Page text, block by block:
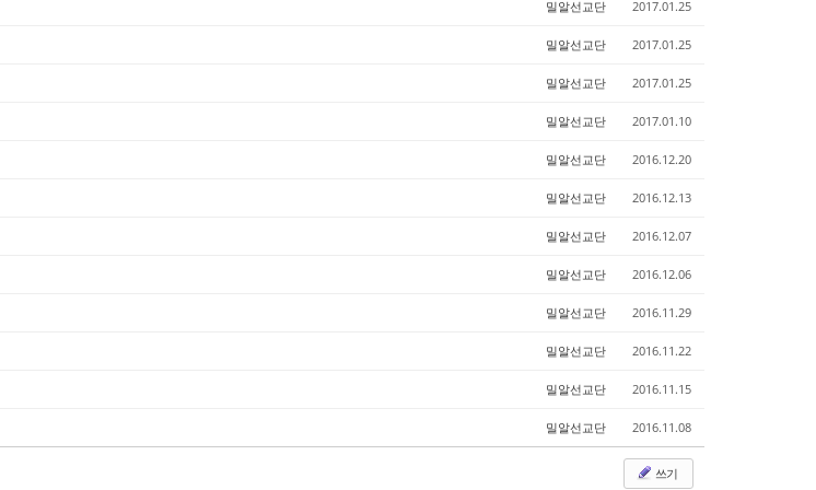
밀알선교단 2017.01.25
밀알선교단 2017.01.25
밀알선교단 2017.01.25
밀알선교단 2017.01.10
밀알선교단 2016.12.20
밀알선교단 2016.12.13
밀알선교단 2016.12.07
밀알선교단 2016.12.06
밀알선교단 2016.11.29
밀알선교단 2016.11.22
밀알선교단 2016.11.15
밀알선교단 2016.11.08
쓰기